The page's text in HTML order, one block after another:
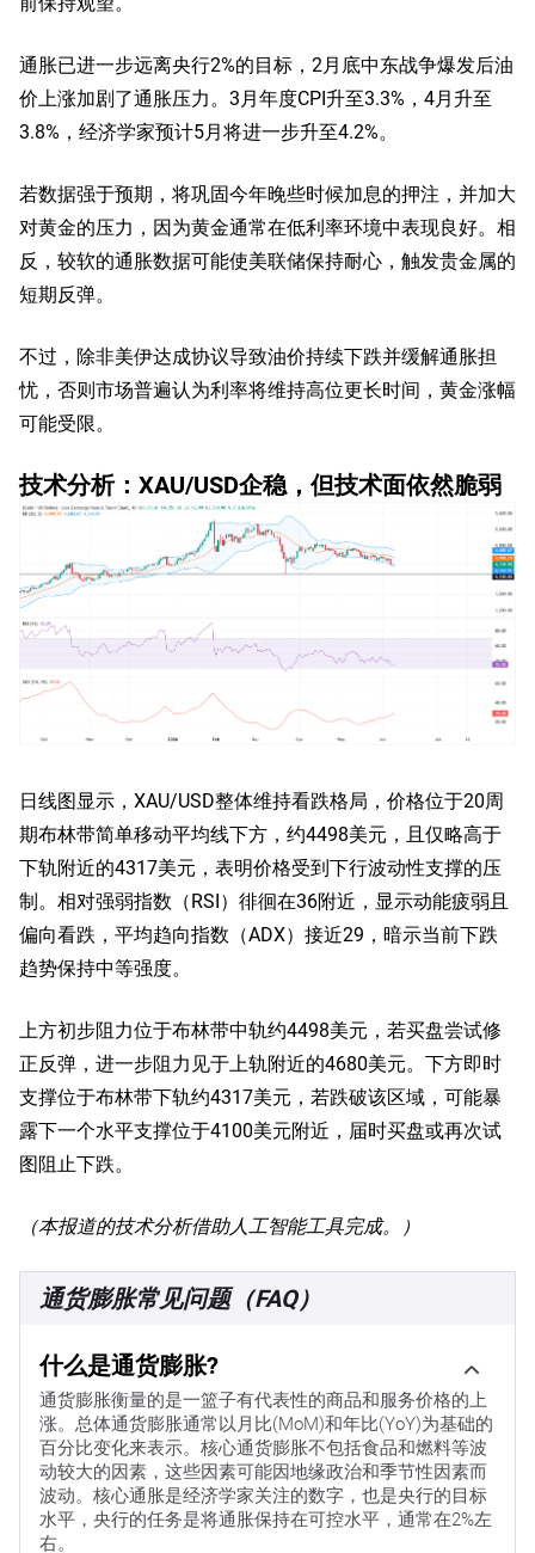
通胀已进一步远离央行2%的目标，2月底中东战争爆发后油
价上涨加剧了通胀压力。3月年度CPI升至3.3%，4月升至
3.8%，经济学家预计5月将进一步升至4.2%。
若数据强于预期，将巩固今年晚些时候加息的押注，并加大
对黄金的压力，因为黄金通常在低利率环境中表现良好。相
反，较软的通胀数据可能使美联储保持耐心，触发贵金属的
短期反弹。
不过，除非美伊达成协议导致油价持续下跌并缓解通胀担
忧，否则市场普遍认为利率将维持高位更长时间，黄金涨幅
可能受限。
技术分析：XAU/USD企稳，但技术面依然脆弱
日线图显示，XAU/USD整体维持看跌格局，价格位于20周
期布林带简单移动平均线下方，约4498美元，且仅略高于
下轨附近的4317美元，表明价格受到下行波动性支撑的压
制。相对强弱指数（RSI）徘徊在36附近，显示动能疲弱且
偏向看跌，平均趋向指数（ADX）接近29，暗示当前下跌
趋势保持中等强度。
上方初步阻力位于布林带中轨约4498美元，若买盘尝试修
正反弹，进一步阻力见于上轨附近的4680美元。下方即时
支撑位于布林带下轨约4317美元，若跌破该区域，可能暴
露下一个水平支撑位于4100美元附近，届时买盘或再次试
图阻止下跌。
（本报道的技术分析借助人工智能工具完成。）
通货膨胀常见问题（FAQ）
什么是通货膨胀?
通货膨胀衡量的是一篮子有代表性的商品和服务价格的上
涨。总体通货膨胀通常以月比(MoM)和年比(YoY)为基础的
百分比变化来表示。核心通货膨胀不包括食品和燃料等波
动较大的因素，这些因素可能因地缘政治和季节性因素而
波动。核心通胀是经济学家关注的数字，也是央行的目标
水平，央行的任务是将通胀保持在可控水平，通常在2%左
右。